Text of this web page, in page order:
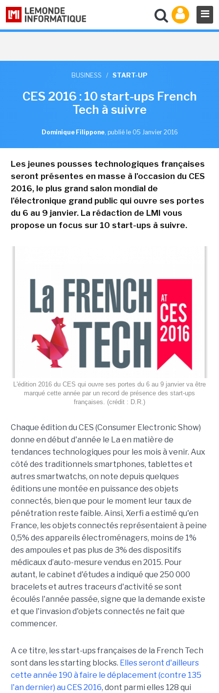
BUSINESS / START-UP
CES 2016 : 10 start-ups French
Tech à suivre
Dominique Filippone, publié le 05 Janvier 2016
Les jeunes pousses technologiques françaises
seront présentes en masse à l'occasion du CES
2016, le plus grand salon mondial de
l'électronique grand public qui ouvre ses portes
du 6 au 9 janvier. La rédaction de LMI vous
propose un focus sur 10 start-ups à suivre.
L'édition 2016 du CES qui ouvre ses portes du 6 au 9 janvier va être
marqué cette année par un record de présence des start-ups
françaises. (crédit : D.R.)
Chaque édition du CES (Consumer Electronic Show)
donne en début d'année le La en matière de
tendances technologiques pour les mois à venir. Aux
côté des traditionnels smartphones, tablettes et
autres smartwatchs, on note depuis quelques
éditions une montée en puissance des objets
connectés, bien que pour le moment leur taux de
pénétration reste faible. Ainsi, Xerfi a estimé qu'en
France, les objets connectés représentaient à peine
0,5% des appareils électroménagers, moins de 1%
des ampoules et pas plus de 3% des dispositifs
médicaux d’auto-mesure vendus en 2015. Pour
autant, le cabinet d'études a indiqué que 250 000
bracelets et autres traceurs d'activité se sont
écoulés l'année passée, signe que la demande existe
et que l'invasion d'objets connectés ne fait que
commencer.
A ce titre, les start-ups françaises de la French Tech
sont dans les starting blocks. Elles seront d'ailleurs
cette année 190 à faire le déplacement (contre 135
l'an dernier) au CES 2016, dont parmi elles 128 qui